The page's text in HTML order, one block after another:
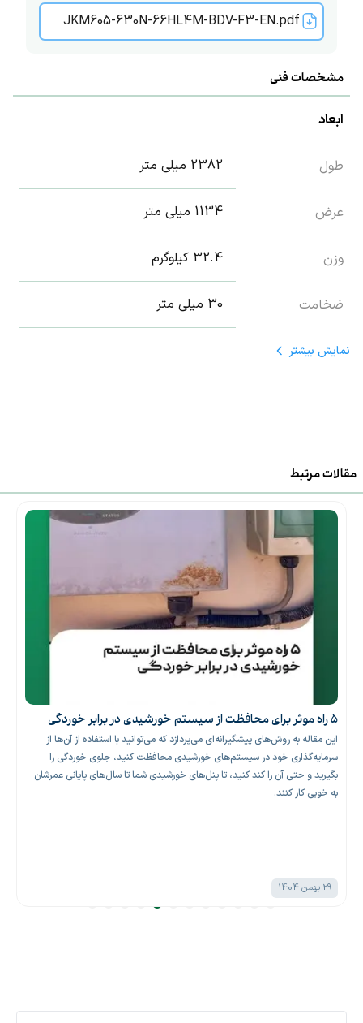
JKM605-630N-66HL4M-BDV-F3-EN.pdf
مشخصات فنی
ابعاد
طول 2382 میلی متر
عرض 1134 میلی متر
وزن 32.4 کیلوگرم
ضخامت 30 میلی متر
تکنولوژی محصول
تعداد سلول 132 عدد
حداکثر جریان
ولتاژ مدار باز 49.28 ولت
تعداد در هر پالت عدد
آمپر
نمایش بیشتر
مقالات مرتبط
۵ راه موثر برای محافظت از سیستم خورشیدی‌ در برابر خوردگی
این مقاله به روش‌های پیشگیرانه‌ای می‌پردازد که می‌توانید با استفاده از آن‌ها از
سرمایه‌گذاری خود در سیستم‌های خورشیدی محافظت کنید، جلوی خوردگی را
بگیرید و حتی آن را کند کنید، تا پنل‌های خورشیدی شما تا سال‌های پایانی عمرشان
به خوبی کار کنند.
29 بهمن 1404